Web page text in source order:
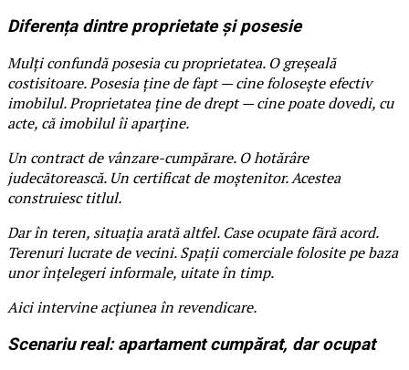
Diferența dintre proprietate și posesie
Mulți confundă posesia cu proprietatea. O greșeală
costisitoare. Posesia ține de fapt — cine folosește efectiv
imobilul. Proprietatea ține de drept — cine poate dovedi, cu
acte, că imobilul îi aparține.
Un contract de vânzare-cumpărare. O hotărâre
judecătorească. Un certificat de moștenitor. Acestea
construiesc titlul.
Dar în teren, situația arată altfel. Case ocupate fără acord.
Terenuri lucrate de vecini. Spații comerciale folosite pe baza
unor înțelegeri informale, uitate în timp.
Aici intervine acțiunea în revendicare.
Scenariu real: apartament cumpărat, dar ocupat